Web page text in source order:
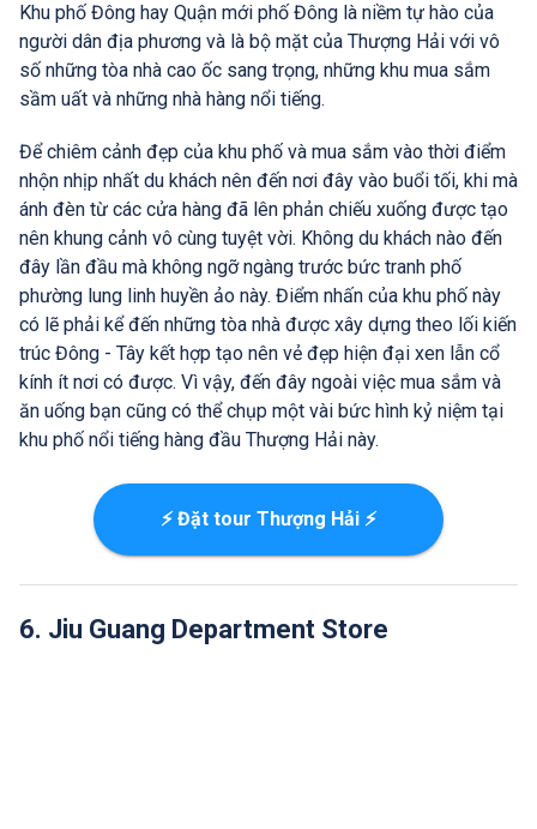
Khu phố Đông hay Quận mới phố Đông là niềm tự hào của
người dân địa phương và là bộ mặt của Thượng Hải với vô
số những tòa nhà cao ốc sang trọng, những khu mua sắm
sầm uất và những nhà hàng nổi tiếng.
Để chiêm cảnh đẹp của khu phố và mua sắm vào thời điểm
nhộn nhịp nhất du khách nên đến nơi đây vào buổi tối, khi mà
ánh đèn từ các cửa hàng đã lên phản chiếu xuống được tạo
nên khung cảnh vô cùng tuyệt vời. Không du khách nào đến
đây lần đầu mà không ngỡ ngàng trước bức tranh phố
phường lung linh huyền ảo này. Điểm nhấn của khu phố này
có lẽ phải kể đến những tòa nhà được xây dựng theo lối kiến
trúc Đông - Tây kết hợp tạo nên vẻ đẹp hiện đại xen lẫn cổ
kính ít nơi có được. Vì vậy, đến đây ngoài việc mua sắm và
ăn uống bạn cũng có thể chụp một vài bức hình kỷ niệm tại
khu phố nổi tiếng hàng đầu Thượng Hải này.
⚡ Đặt tour Thượng Hải ⚡
6. Jiu Guang Department Store